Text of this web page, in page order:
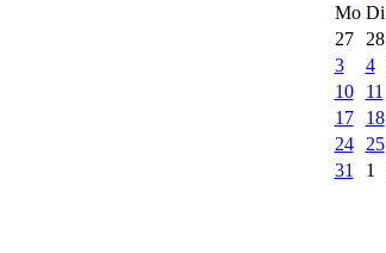
Mo Di
27
28
3
4
10
11
17
18
24
25
31
1